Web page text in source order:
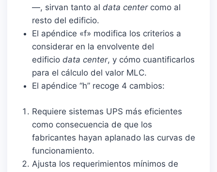
—, sirvan tanto al data centercomo al
resto del edificio.
El apéndice «f» modifica los criterios a
considerar en la envolvente del
edificio data center, y cómo cuantificarlos
para el cálculo del valor MLC.
El apéndice “h” recoge 4 cambios:
Requiere sistemas UPS más eficientes
como consecuencia de que los
fabricantes hayan aplanado las curvas de
funcionamiento.
Ajusta los requerimientos mínimos de